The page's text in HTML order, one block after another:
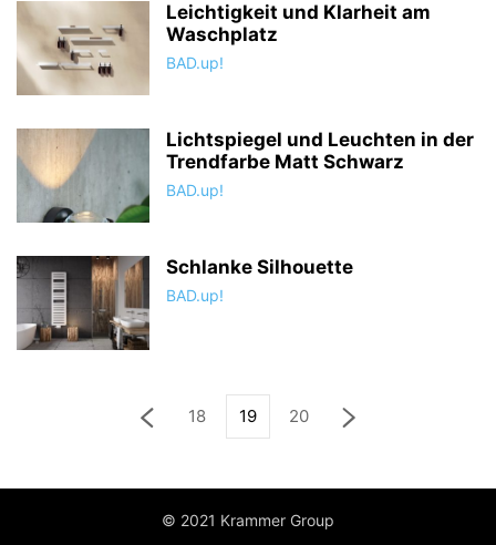
Leichtigkeit und Klarheit am
Waschplatz
BAD.up!
Lichtspiegel und Leuchten in der
Trendfarbe Matt Schwarz
BAD.up!
Schlanke Silhouette
BAD.up!
18 19 20
© 2021 Krammer Group